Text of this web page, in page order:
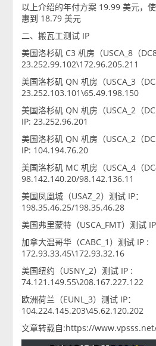
以上介绍的年付方案 19.99 美元，
惠到 18.79 美元
二、搬瓦工测试 IP
美国洛杉矶 C3 机房（USCA_8（
23.252.99.102\172.96.205.211
美国洛杉矶 QN 机房（USCA_3（
23.252.103.101\65.49.198.150
美国洛杉矶 QN 机房（USCA_2（
IP: 23.252.96.201
美国洛杉矶 QN 机房（USCA_2（
IP: 104.194.76.20
美国洛杉矶 MC 机房（USCA_4（
98.142.140.20/98.142.136.11
美国凤凰城（USAZ_2）测试 IP：
198.35.46.25/198.35.46.28
美国弗里蒙特（USCA_FMT）测试
加拿大温哥华（CABC_1）测试 IP :
172.93.33.45\172.93.32.16
美国纽约（USNY_2）测试 IP :
74.121.149.55\208.167.227.122
欧洲荷兰（EUNL_3）测试 IP：
104.224.145.203\45.62.120.202
文章转载自:https://